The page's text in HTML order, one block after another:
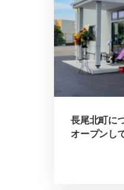
長尾北町に
オープンし